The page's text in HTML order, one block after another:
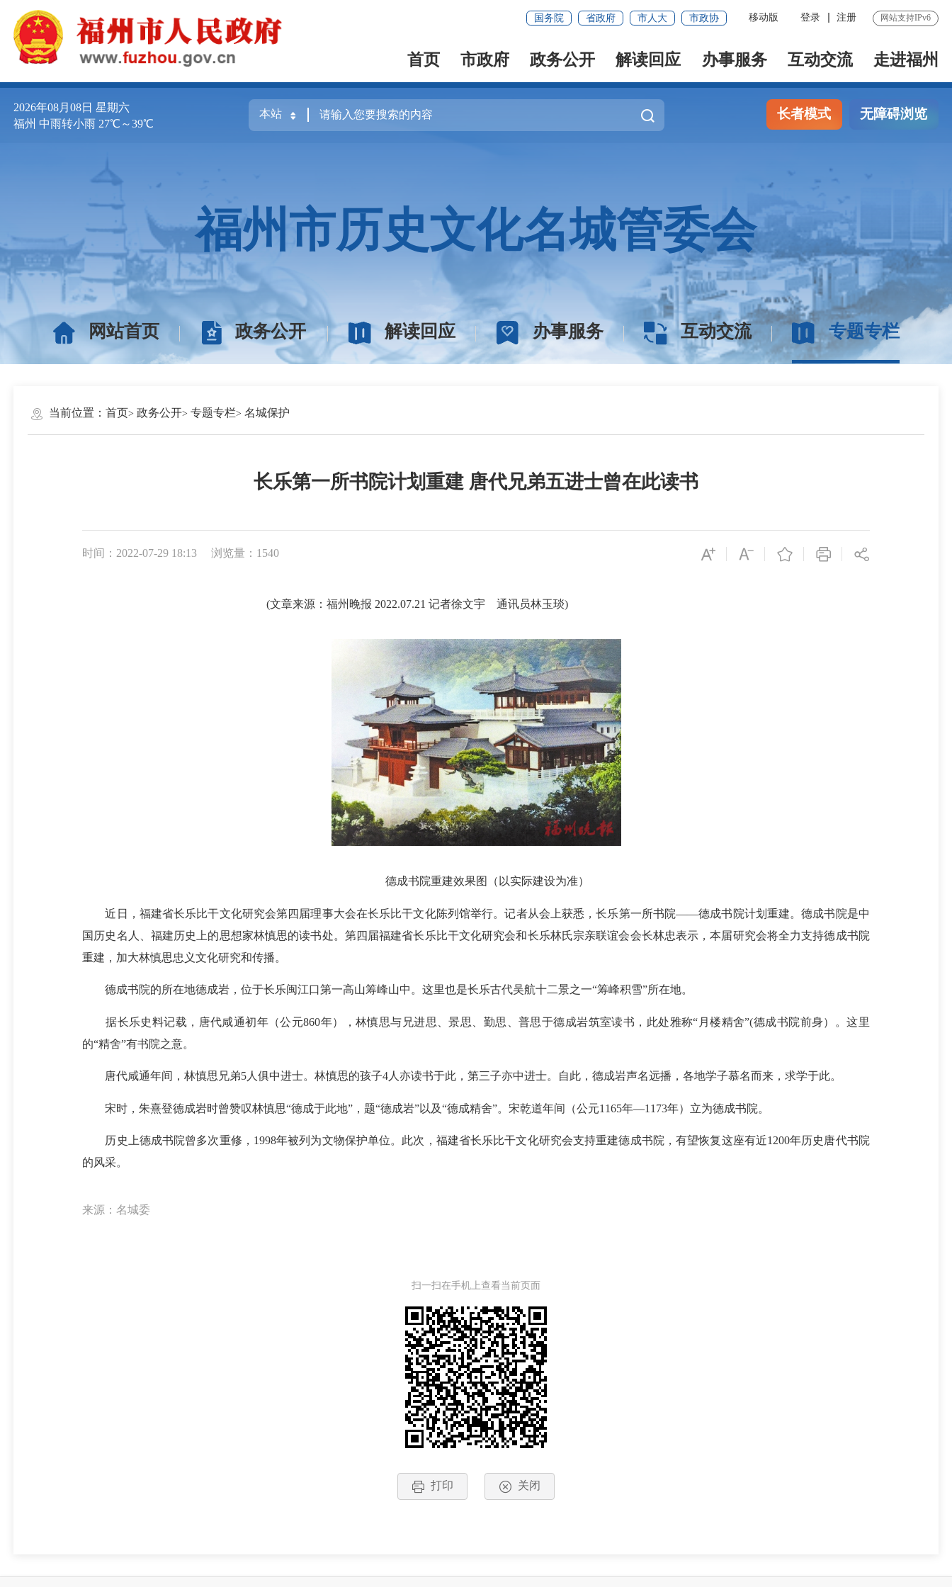
国务院 省政府 市人大 市政协 移动版 登录 注册 网站支持IPv6
首页 市政府 政务公开 解读回应 办事服务 互动交流 走进福州
2026年08月08日 星期六
福州 中雨转小雨 27℃～39℃
长者模式 无障碍浏览
福州市历史文化名城管委会
网站首页 政务公开 解读回应 办事服务 互动交流 专题专栏
当前位置：首页 政务公开 专题专栏 名城保护
长乐第一所书院计划重建 唐代兄弟五进士曾在此读书
时间：2022-07-29 18:13 浏览量：1540
(文章来源：福州晚报 2022.07.21 记者徐文宇 通讯员林玉琰)
德成书院重建效果图（以实际建设为准）
近日，福建省长乐比干文化研究会第四届理事大会在长乐比干文化陈列馆举行。记者从会上获悉，长乐第一所书院——德成书院计划重建。德成书院是中
国历史名人、福建历史上的思想家林慎思的读书处。第四届福建省长乐比干文化研究会和长乐林氏宗亲联谊会会长林忠表示，本届研究会将全力支持德成书院
重建，加大林慎思忠义文化研究和传播。
德成书院的所在地德成岩，位于长乐闽江口第一高山筹峰山中。这里也是长乐古代吴航十二景之一“筹峰积雪”所在地。
据长乐史料记载，唐代咸通初年（公元860年），林慎思与兄进思、景思、勤思、普思于德成岩筑室读书，此处雅称“月楼精舍”(德成书院前身）。这里
的“精舍”有书院之意。
唐代咸通年间，林慎思兄弟5人俱中进士。林慎思的孩子4人亦读书于此，第三子亦中进士。自此，德成岩声名远播，各地学子慕名而来，求学于此。
宋时，朱熹登德成岩时曾赞叹林慎思“德成于此地”，题“德成岩”以及“德成精舍”。宋乾道年间（公元1165年—1173年）立为德成书院。
历史上德成书院曾多次重修，1998年被列为文物保护单位。此次，福建省长乐比干文化研究会支持重建德成书院，有望恢复这座有近1200年历史唐代书院
的风采。
来源：名城委
扫一扫在手机上查看当前页面
打印 关闭